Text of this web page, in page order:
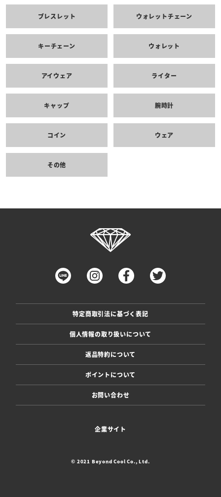
ブレスレット ウォレットチェーン
キーチェーン ウォレット
アイウェア ライター
キャップ 腕時計
コイン ウェア
その他
特定商取引法に基づく表記
個人情報の取り扱いについて
返品特約について
ポイントについて
お問い合わせ
企業サイト
© 2021 Beyond Cool Co., Ltd.